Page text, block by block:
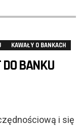
KAWAŁY O BANKACH
DO BANKU
i się